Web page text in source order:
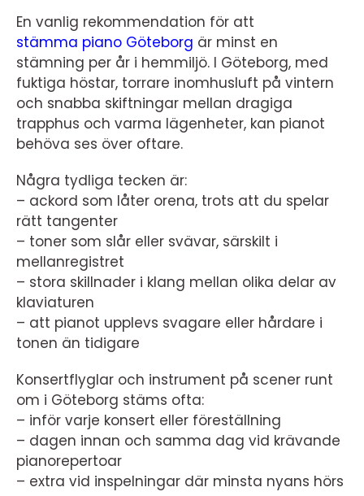
En vanlig rekommendation för att
stämma piano Göteborg är minst en
stämning per år i hemmiljö. I Göteborg, med
fuktiga höstar, torrare inomhusluft på vintern
och snabba skiftningar mellan dragiga
trapphus och varma lägenheter, kan pianot
behöva ses över oftare.
Några tydliga tecken är:
– ackord som låter orena, trots att du spelar
rätt tangenter
– toner som slår eller svävar, särskilt i
mellanregistret
– stora skillnader i klang mellan olika delar av
klaviaturen
– att pianot upplevs svagare eller hårdare i
tonen än tidigare
Konsertflyglar och instrument på scener runt
om i Göteborg stäms ofta:
– inför varje konsert eller föreställning
– dagen innan och samma dag vid krävande
pianorepertoar
– extra vid inspelningar där minsta nyans hörs